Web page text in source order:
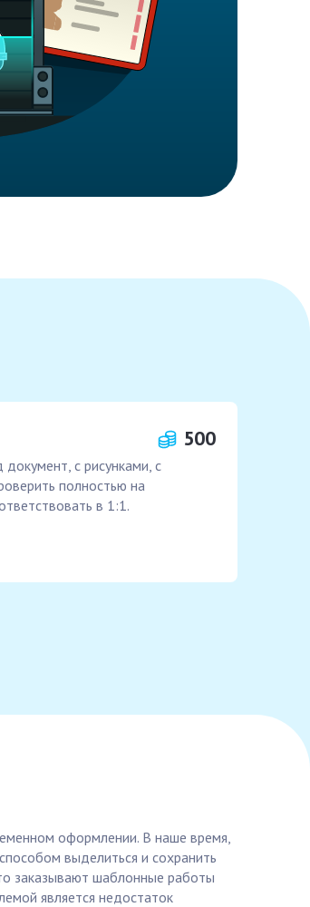
500
с рисунками, с
полностью на
в 1:1.
оформлении. В наше время,
выделиться и сохранить
заказывают шаблонные работы
является недостаток